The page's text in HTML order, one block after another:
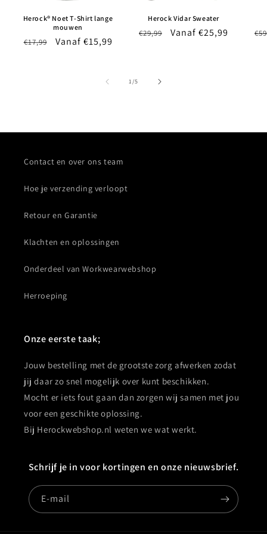
Herock® Noet T-Shirt lange
mouwen
Normale
€17,99 Aanbiedingsprijs
Vanaf €15,99
Herock Vidar Sweater
Normale
€29,99 Aanbiedingsprijs
Vanaf €25,99
1/van
5
Contact en over ons team
Hoe je verzending verloopt
Retour en Garantie
Klachten en oplossingen
Onderdeel van Workwearwebshop
Herroeping
Onze eerste taak;
Jouw bestelling met de grootste zorg afwerken zodat
jij daar zo snel mogelijk over kunt beschikken.
Mocht er iets fout gaan dan zorgen wij samen met jou
voor een geschikte oplossing.
Bij Herockwebshop.nl weten we wat werkt.
Schrijf je in voor kortingen en onze nieuwsbrief.
E‑mail